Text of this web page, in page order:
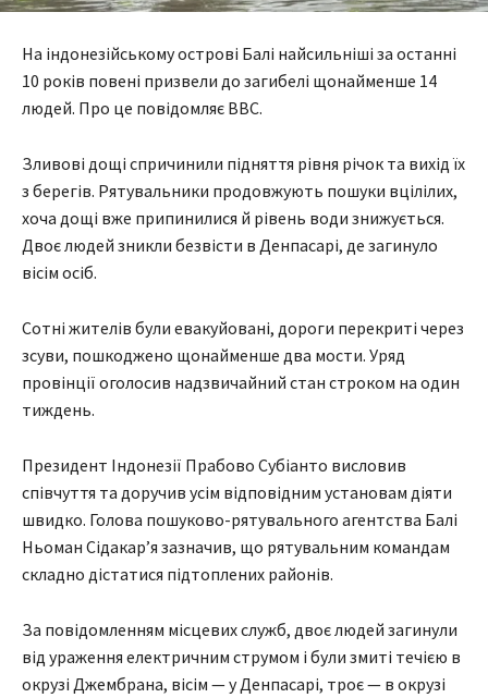
На індонезійському острові Балі найсильніші за останні
10 років повені призвели до загибелі щонайменше 14
людей. Про це повідомляє BBC.
Зливові дощі спричинили підняття рівня річок та вихід їх
з берегів. Рятувальники продовжують пошуки вцілілих,
хоча дощі вже припинилися й рівень води знижується.
Двоє людей зникли безвісти в Денпасарі, де загинуло
вісім осіб.
Сотні жителів були евакуйовані, дороги перекриті через
зсуви, пошкоджено щонайменше два мости. Уряд
провінції оголосив надзвичайний стан строком на один
тиждень.
Президент Індонезії Прабово Субіанто висловив
співчуття та доручив усім відповідним установам діяти
швидко. Голова пошуково-рятувального агентства Балі
Ньоман Сідакар’я зазначив, що рятувальним командам
складно дістатися підтоплених районів.
За повідомленням місцевих служб, двоє людей загинули
від ураження електричним струмом і були змиті течією в
окрузі Джембрана, вісім — у Денпасарі, троє — в окрузі